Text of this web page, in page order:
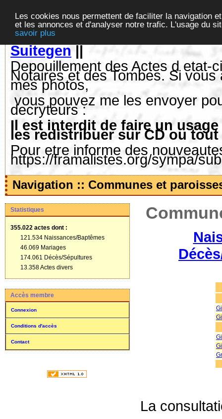
Les cookies nous permettent de faciliter la navigation
et les annonces et d'analyser notre trafic. L'usage du
savoir plus
Suitegen||
Depouillement des Actes d etat-
Notaires et des Tombes. Si
mes photos,
vous pouvez me les envoyer
decryteurs :
Il est interdit de faire un
les redistribuer sur CD ou
Pour etre informe des
https://framalistes.org/sympa/
Navigation :: Communes et
Statistiques
355.022 actes dont :
121.534 Naissances/Baptêmes
46.069 Mariages
174.061 Décès/Sépultures
13.358 Actes divers
Accès membre
Connexion
Conditions d'accès
Contact
La